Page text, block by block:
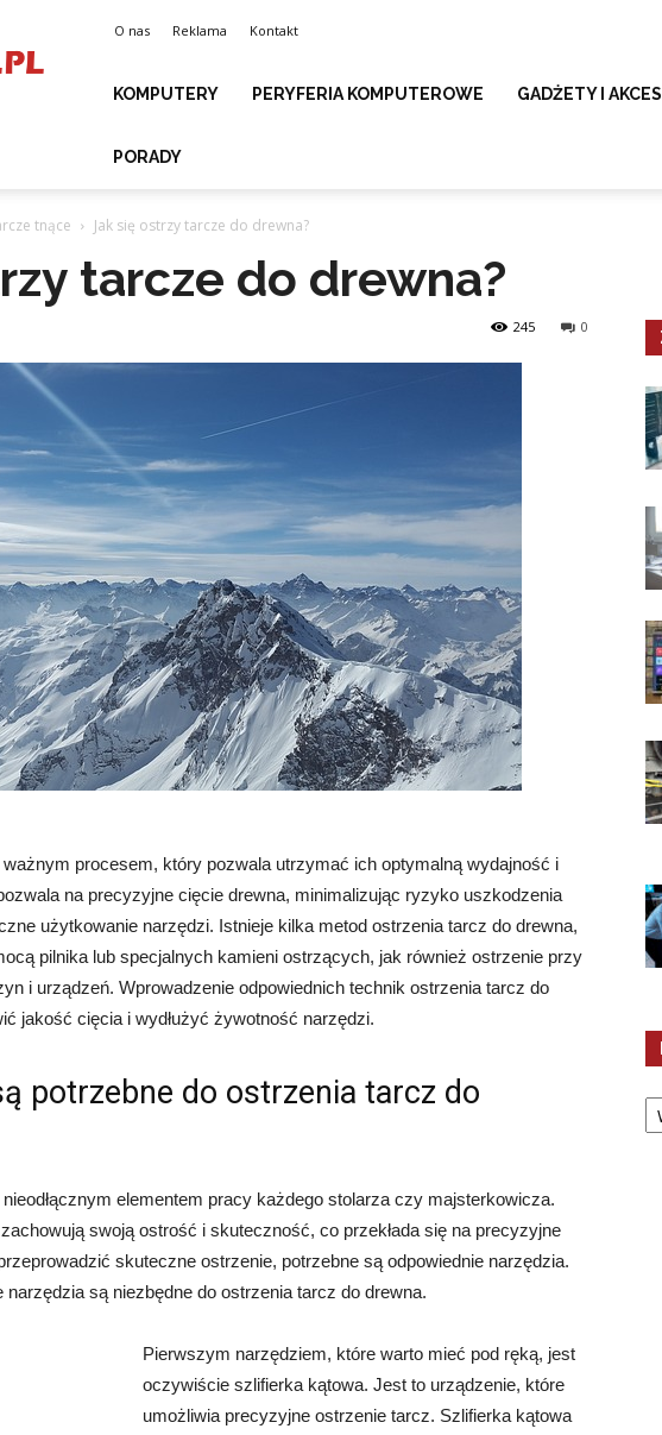
O nas Reklama Kontakt
KOMPUTERY PERYFERIA KOMPUTEROWE GADŻETY I
PORADY
tnące Jak się ostrzy tarcze do drewna?
tarcze do drewna?
0
245
procesem, który pozwala utrzymać ich optymalną wydajność i
na precyzyjne cięcie drewna, minimalizując ryzyko uszkodzenia
użytkowanie narzędzi. Istnieje kilka metod ostrzenia tarcz do drewna,
pilnika lub specjalnych kamieni ostrzących, jak również ostrzenie przy
i urządzeń. Wprowadzenie odpowiednich technik ostrzenia tarcz do
jakość cięcia i wydłużyć żywotność narzędzi.
potrzebne do ostrzenia tarcz do
elementem pracy każdego stolarza czy majsterkowicza.
swoją ostrość i skuteczność, co przekłada się na precyzyjne
skuteczne ostrzenie, potrzebne są odpowiednie narzędzia.
są niezbędne do ostrzenia tarcz do drewna.
Pierwszym narzędziem, które warto mieć pod ręką, jest
oczywiście szlifierka kątowa. Jest to urządzenie, które
umożliwia precyzyjne ostrzenie tarcz. Szlifierka kątowa